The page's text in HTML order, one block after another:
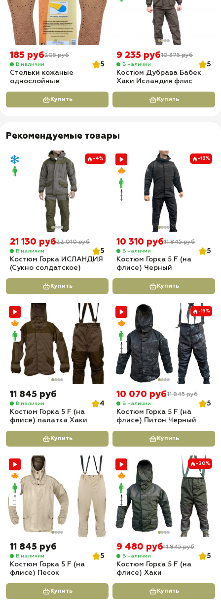
185 руб205 руб
В наличии
5
Стельки кожаные
однослойные
Купить
9 235 руб10 375 руб
В наличии
5
Костюм Дубрава Бабек
Хаки Исландия флис
Купить
Рекомендуемые товары
-4%
21 130 руб22 010 руб
В наличии
5
Костюм Горка ИСЛАНДИЯ
(Сукно солдатское)
Купить
-13%
10 310 руб11 845 руб
В наличии
5
Костюм Горка 5 F (на
флисе) Черный
Купить
11 845 руб
В наличии
4
Костюм Горка 5 F (на
флисе) палатка Хаки
Купить
-15%
10 070 руб11 845 руб
В наличии
5
Костюм Горка 5 F (на
флисе) Питон Черный
Купить
11 845 руб
В наличии
5
Костюм Горка 5 F (на
флисе) Песок
Купить
-20%
9 480 руб11 845 руб
В наличии
5
Костюм Горка 5 F (на
флисе) Хаки
Купить